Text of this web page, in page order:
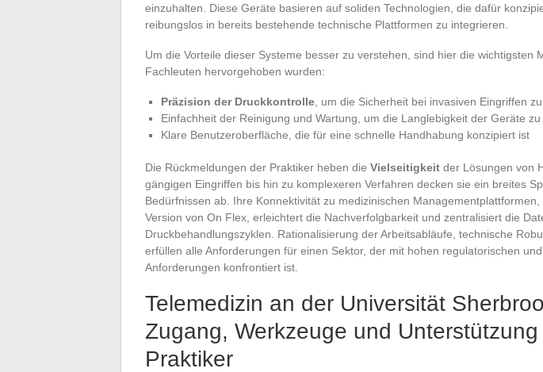
einzuhalten. Diese Geräte basieren auf soliden Technologien, die dafür
reibungslos in bereits bestehende technische Plattformen zu integrieren.
Um die Vorteile dieser Systeme besser zu verstehen, sind hier die wichtigsten
Fachleuten hervorgehoben wurden:
Präzision der Druckkontrolle , um die Sicherheit bei invasiven Eingriffen
Einfachheit der Reinigung und Wartung, um die Langlebigkeit der Geräte
Klare Benutzeroberfläche, die für eine schnelle Handhabung konzipiert ist
Die Rückmeldungen der Praktiker heben die Vielseitigkeit der Lösungen von
gängigen Eingriffen bis hin zu komplexeren Verfahren decken sie ein breites
Bedürfnissen ab. Ihre Konnektivität zu medizinischen
Version von On Flex, erleichtert die Nachverfolgbarkeit und zentralisiert die
Druckbehandlungszyklen. Rationalisierung der Arbeitsabläufe, technische
erfüllen alle Anforderungen für einen Sektor, der mit hohen regulatorischen
Anforderungen konfrontiert ist.
Telemedizin an der Universität
Zugang, Werkzeuge und
Praktiker